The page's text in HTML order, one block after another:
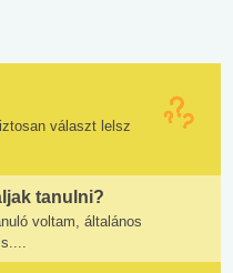
választ lelsz
tanulni?
voltam, általános